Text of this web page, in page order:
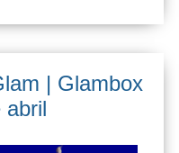
| Glambox
abril